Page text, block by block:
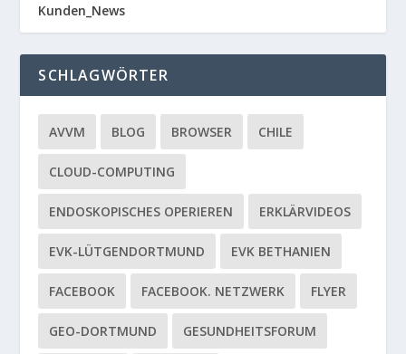
Kunden_News
SCHLAGWÖRTER
AVVM BLOG BROWSER CHILE
CLOUD-COMPUTING
ENDOSKOPISCHES OPERIEREN ERKLÄRVIDEOS
EVK-LÜTGENDORTMUND EVK BETHANIEN
FACEBOOK FACEBOOK. NETZWERK FLYER
GEO-DORTMUND GESUNDHEITSFORUM